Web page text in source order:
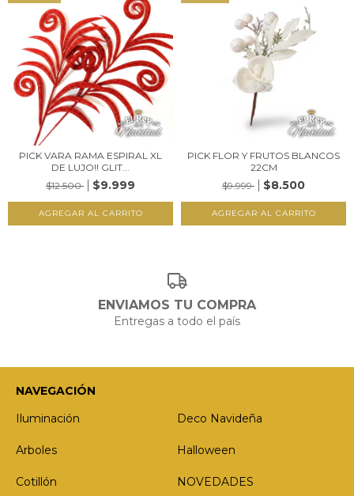
PICK VARA RAMA ESPIRAL XL
DE LUJO!! GLIT...
$12.500
$9.999
PICK FLOR Y FRUTOS BLANCOS
22CM
$9.999
$8.500
ENVIAMOS TU COMPRA
Entregas a todo el país
NAVEGACIÓN
Iluminación
Deco Navideña
Arboles Halloween
Cotillón NOVEDADES